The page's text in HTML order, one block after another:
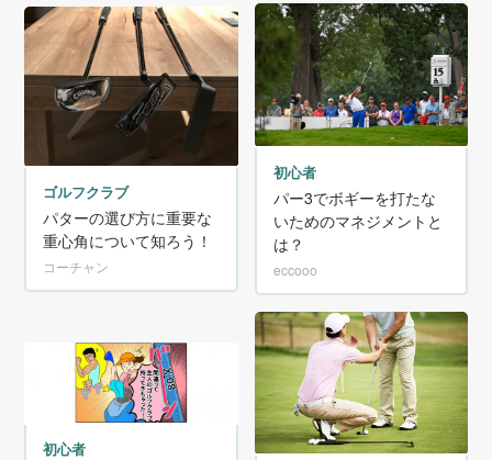
ゴルフクラブ
パターの選び方に重要な
重心角について知ろう！
コーチャン
初心者
パー3でボギーを打たな
いためのマネジメントと
は？
eccooo
初心者